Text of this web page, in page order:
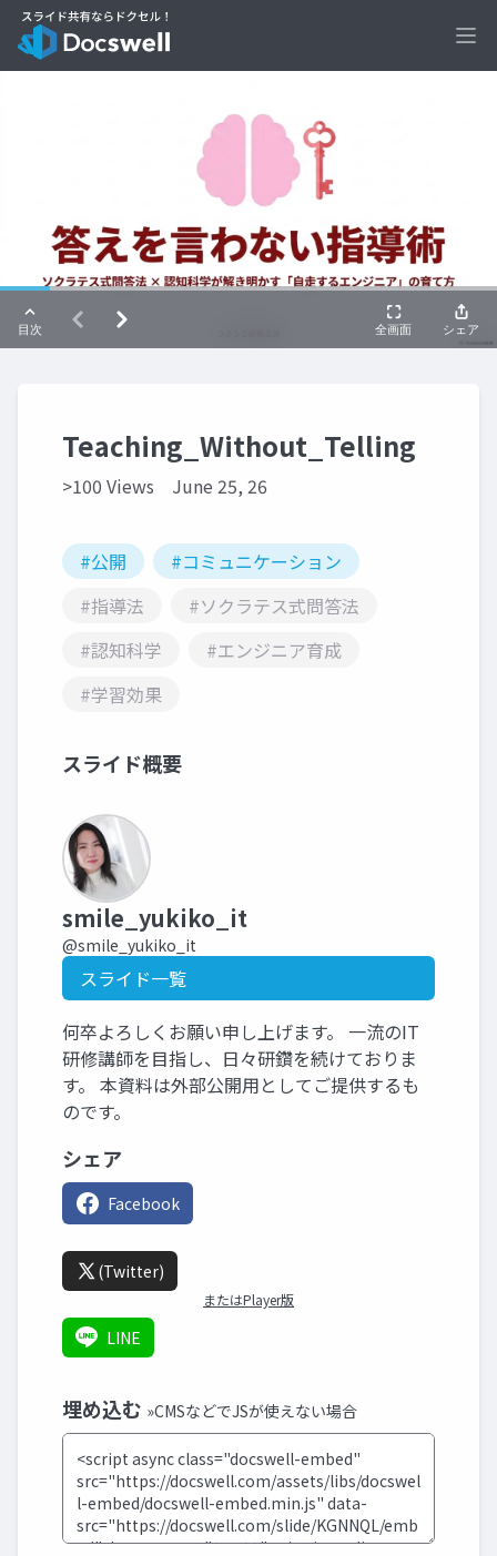
Teaching_Without_Telling
>100 Views June 25, 26
#公開
#コミュニケーション
#指導法
#ソクラテス式問答法
#認知科学
#エンジニア育成
#学習効果
スライド概要
smile_yukiko_it
@smile_yukiko_it
スライド一覧
何卒よろしくお願い申し上げます。 一流のIT
研修講師を目指し、日々研鑽を続けておりま
す。 本資料は外部公開用としてご提供するも
のです。
シェア
Facebook
(Twitter)
またはPlayer版
LINE
埋め込む »CMSなどでJSが使えない場合